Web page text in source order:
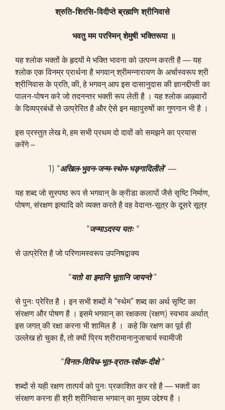
श्रुति-शिरसि-विदीप्ते ब्रह्मणि श्रीनिवासे
भवतु मम परस्मिन् शेमुषी भक्तिरूपा ॥
यह श्लोक भक्तों के हृदयों मे भक्ति भावना को उत्पन्न करती है — यह
श्लोक एक विनम्र प्रार्थना है भगवान् श्रीमन्नारायण के अर्चास्वरूप श्री
श्रीनिवास के प्रति, की, हे भगवन् आप इस दासानुदास की ज्ञानद्दीप्ती का
पालन-पोषन करे जो तदनन्तर भक्ती रूप लेती है । यह श्लोक आऴ्वारों
के दिव्यप्रबंधों से उत्प्रेरित है और ऐसे इन महापुरुषों का गुणगान भी है ।
इस प्रस्तुत लेख मे, हम सभी प्रथम दो दावों को समझने का प्रयास
करेंगे –
1) “अखिल-भुवन-जन्म-स्थेम-भङ्गादिलीले” —
यह शब्द जो सुस्पष्ठ रूप से भगवान् के क्रीडा कलापों जैसे सृष्टि निर्माण,
पोषण, संरक्षण इत्यादि को व्यक्त करते है वह वेदान्त-सूत्र के दूसरे सूत्र
“जन्माऽदस्य यतः “
से उत्प्रेरित है जो परिणामस्वरूप उपनिषद्वाक्य
“यतो वा इमानि भूतानि जायन्ते”
से पुनः प्रेरित है । इन सभी शब्दों मे “स्थेम” शब्द का अर्थ सृष्टि का
संरक्षण और पोषण है । इसमे भगवान् का रक्षकत्व (रक्षण) स्वभाव अर्थात्
इस जगत् की रक्षा करना भी शामिल है । कहे कि रक्षण का पूर्व ही
उल्लेख हो चुका है, तो क्यों प्रिय श्रीरामानानुजाचार्य स्वामीजी
“विनत-विविध-भूत-व्रात-रक्षैक-दीक्षे”
शब्दों से यही रक्षण तात्पर्य को पुनः प्रकाशित कर रहे है — भक्तों का
संरक्षण करना ही श्री श्रीनिवास भगवान् का मुख्य उद्देश्य है ।